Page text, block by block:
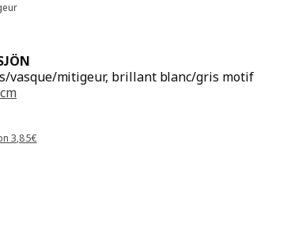
vasque/mitigeur, brillant blanc/gris motif
3,85€
sur 5 étoiles Nombre total d'avis: 2